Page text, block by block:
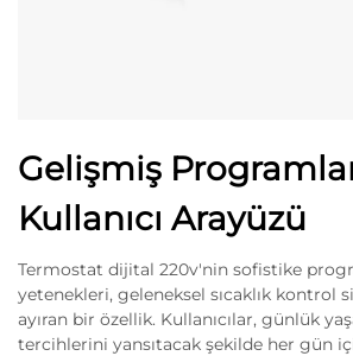
Gelişmiş
Kullanıcı Arayüzü
Termostat dijital 220v'nin sofistike
yetenekleri, geleneksel sıcaklık kontrol
ayıran bir özellik. Kullanıcılar, günlük
tercihlerini yansıtacak şekilde her gün